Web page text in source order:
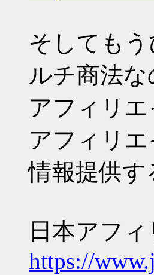
そしても
ルチ商法
アフィリ
アフィリ
情報提供
日本アフ
https://